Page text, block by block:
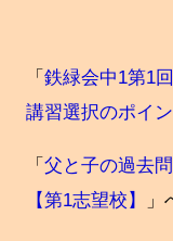
「 鉄緑会中1第1
講習選択のポイ
「 父と子の過去
【第1志望校】
」